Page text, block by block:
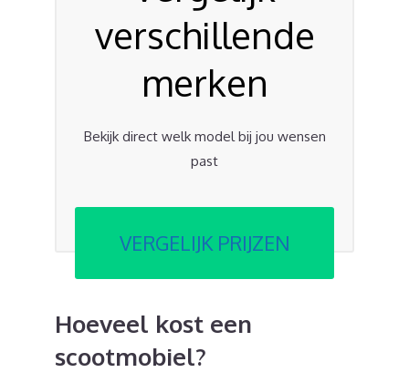
verschillende
merken
Bekijk direct welk model bij jou wensen
past
VERGELIJK PRIJZEN
Hoeveel kost een
scootmobiel?